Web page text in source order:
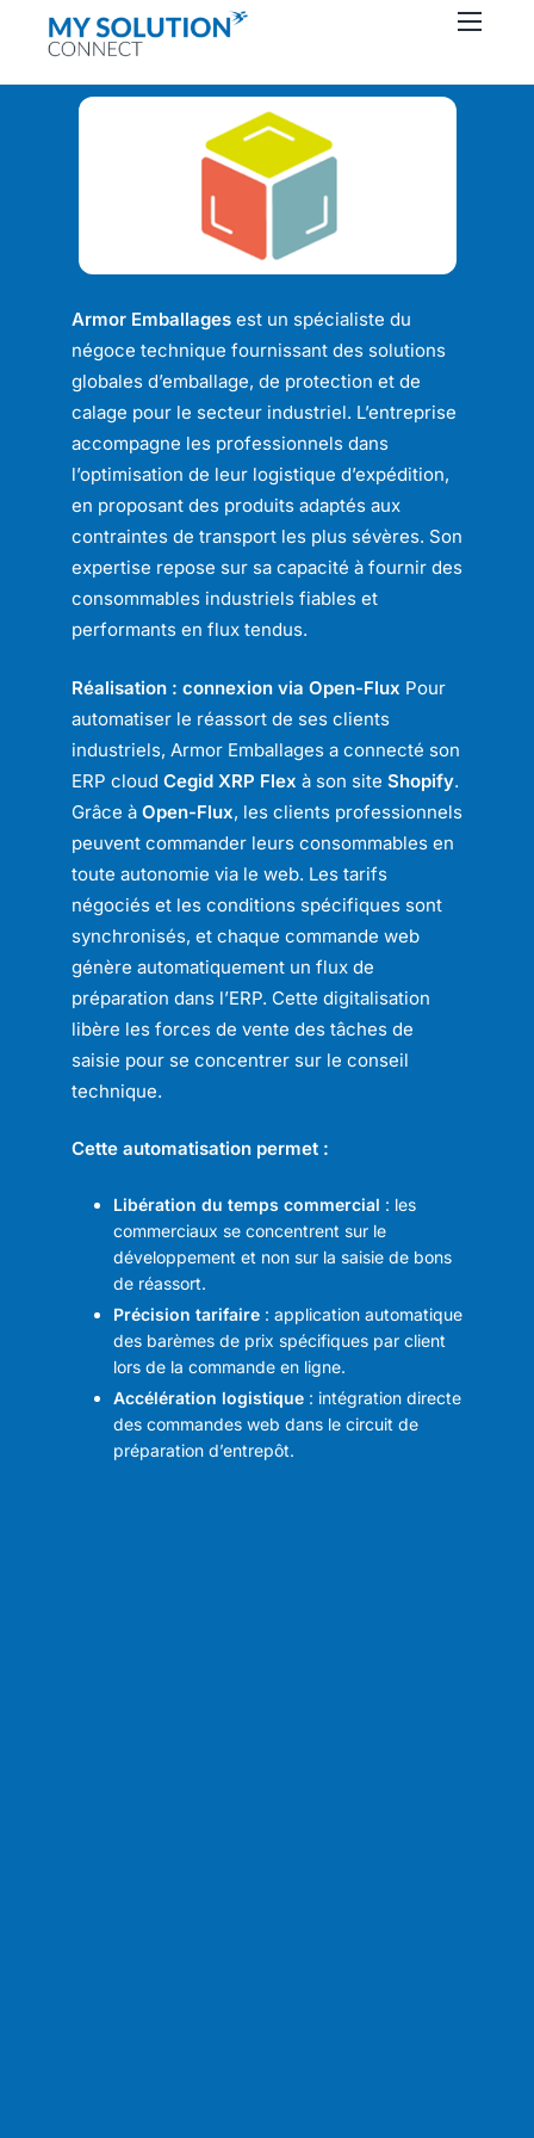
Connecteurs
À propos
Contactez-nous
Armor Emballages est un spécialiste du
négoce technique fournissant des solutions
globales d’emballage, de protection et de
calage pour le secteur industriel. L’entreprise
accompagne les professionnels dans
l’optimisation de leur logistique d’expédition,
en proposant des produits adaptés aux
contraintes de transport les plus sévères. Son
expertise repose sur sa capacité à fournir des
consommables industriels fiables et
performants en flux tendus.
Réalisation : connexion via Open-Flux Pour
automatiser le réassort de ses clients
industriels, Armor Emballages a connecté son
ERP cloud Cegid XRP Flex à son site Shopify.
Grâce à Open-Flux, les clients professionnels
peuvent commander leurs consommables en
toute autonomie via le web. Les tarifs
négociés et les conditions spécifiques sont
synchronisés, et chaque commande web
génère automatiquement un flux de
préparation dans l’ERP. Cette digitalisation
libère les forces de vente des tâches de
saisie pour se concentrer sur le conseil
technique.
Cette automatisation permet :
Libération du temps commercial : les
commerciaux se concentrent sur le
développement et non sur la saisie de bons
de réassort.
Précision tarifaire : application automatique
des barèmes de prix spécifiques par client
lors de la commande en ligne.
Accélération logistique : intégration directe
des commandes web dans le circuit de
préparation d’entrepôt.